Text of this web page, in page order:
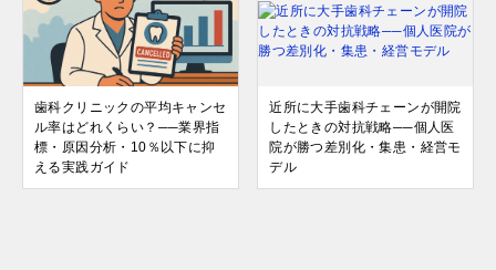
歯科クリニックの平均キャンセ
ル率はどれくらい？──業界指
標・原因分析・10％以下に抑
える実践ガイド
近所に大手歯科チェーンが開院
したときの対抗戦略──個人医
院が勝つ差別化・集患・経営モ
デル